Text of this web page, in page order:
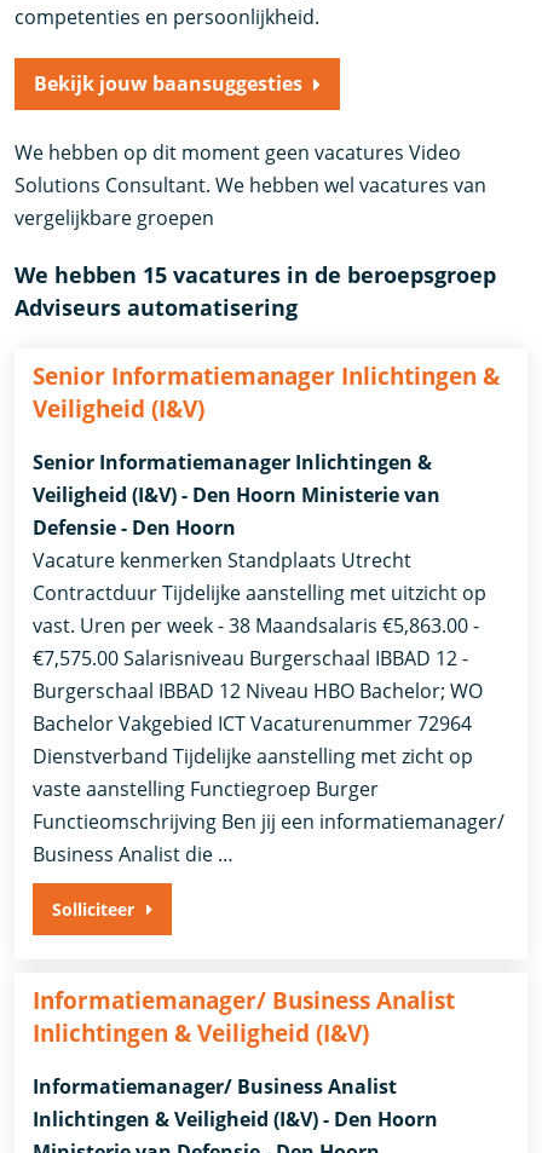
competenties en persoonlijkheid.
Bekijk jouw baansuggesties
We hebben op dit moment geen vacatures Video
Solutions Consultant. We hebben wel vacatures van
vergelijkbare groepen
We hebben 15 vacatures in de beroepsgroep
Adviseurs automatisering
Senior Informatiemanager Inlichtingen &
Veiligheid (I&V)
Senior Informatiemanager Inlichtingen &
Veiligheid (I&V) - Den Hoorn Ministerie van
Defensie - Den Hoorn
Vacature kenmerken Standplaats Utrecht
Contractduur Tijdelijke aanstelling met uitzicht op
vast. Uren per week - 38 Maandsalaris €5,863.00 -
€7,575.00 Salarisniveau Burgerschaal IBBAD 12 -
Burgerschaal IBBAD 12 Niveau HBO Bachelor; WO
Bachelor Vakgebied ICT Vacaturenummer 72964
Dienstverband ​Tijdelijke aanstelling met zicht op
vaste aanstelling​ Functiegroep Burger
Functieomschrijving Ben jij een informatiemanager/
Business Analist die …
Solliciteer
Informatiemanager/ Business Analist
Inlichtingen & Veiligheid (I&V)
Informatiemanager/ Business Analist
Inlichtingen & Veiligheid (I&V) - Den Hoorn